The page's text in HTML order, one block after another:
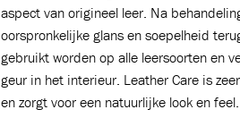
aspect van origineel leer. Na
oorspronkelijke glans en soepelheid
gebruikt worden op alle leersoorten en
geur in het interieur. Leather Care is
en zorgt voor een natuurlijke look en feel.